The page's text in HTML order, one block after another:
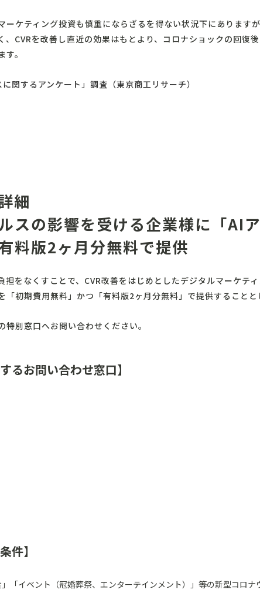
ーケティング投資も慎重にならざるを得ない状況下にあります
、CVRを改善し直近の効果はもとより、コロナショックの回復
。
関するアンケート」調査（東京商工リサーチ）
細
スの影響を受ける企業様に「AI
料版2ヶ月分無料で提供
担をなくすことで、CVR改善をはじめとしたデジタルマーケテ
「初期費用無料」かつ「有料版2ヶ月分無料」で提供することと
別窓口へお問い合わせください。
るお問い合わせ窓口】
件】
」「イベント（冠婚葬祭、エンターテインメント）」等の新型コロ